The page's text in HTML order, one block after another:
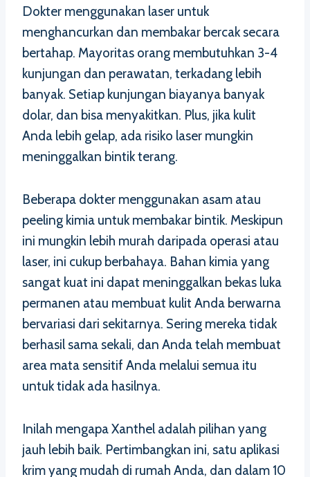
Dokter menggunakan laser untuk
menghancurkan dan membakar bercak secara
bertahap. Mayoritas orang membutuhkan 3-4
kunjungan dan perawatan, terkadang lebih
banyak. Setiap kunjungan biayanya banyak
dolar, dan bisa menyakitkan. Plus, jika kulit
Anda lebih gelap, ada risiko laser mungkin
meninggalkan bintik terang.
Beberapa dokter menggunakan asam atau
peeling kimia untuk membakar bintik. Meskipun
ini mungkin lebih murah daripada operasi atau
laser, ini cukup berbahaya. Bahan kimia yang
sangat kuat ini dapat meninggalkan bekas luka
permanen atau membuat kulit Anda berwarna
bervariasi dari sekitarnya. Sering mereka tidak
berhasil sama sekali, dan Anda telah membuat
area mata sensitif Anda melalui semua itu
untuk tidak ada hasilnya.
Inilah mengapa Xanthel adalah pilihan yang
jauh lebih baik. Pertimbangkan ini, satu aplikasi
krim yang mudah di rumah Anda, dan dalam 10